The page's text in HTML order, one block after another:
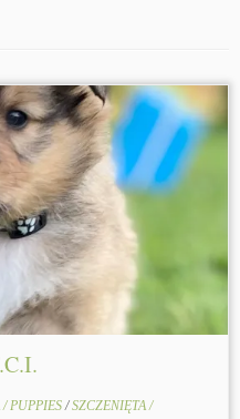
/ PUPPIES/SZCZENIĘTA /